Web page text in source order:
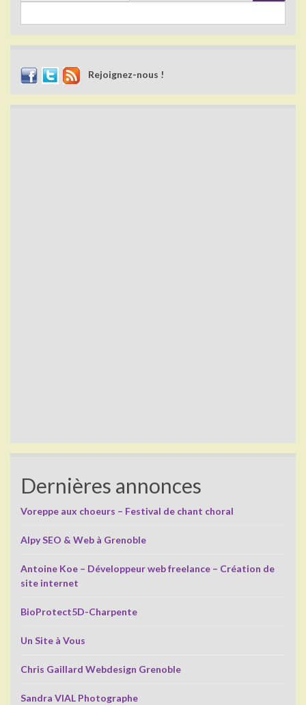
Rejoignez-nous !
Dernières annonces
Voreppe aux choeurs – Festival de chant choral
Alpy SEO & Web à Grenoble
Antoine Koe – Développeur web freelance – Création de
site internet
BioProtect5D-Charpente
Un Site à Vous
Chris Gaillard Webdesign Grenoble
Sandra VIAL Photographe